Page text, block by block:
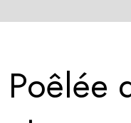
Poêlée